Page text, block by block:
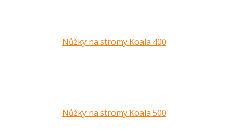
Nůžky na stromy Koala 400
Nůžky na stromy Koala 500